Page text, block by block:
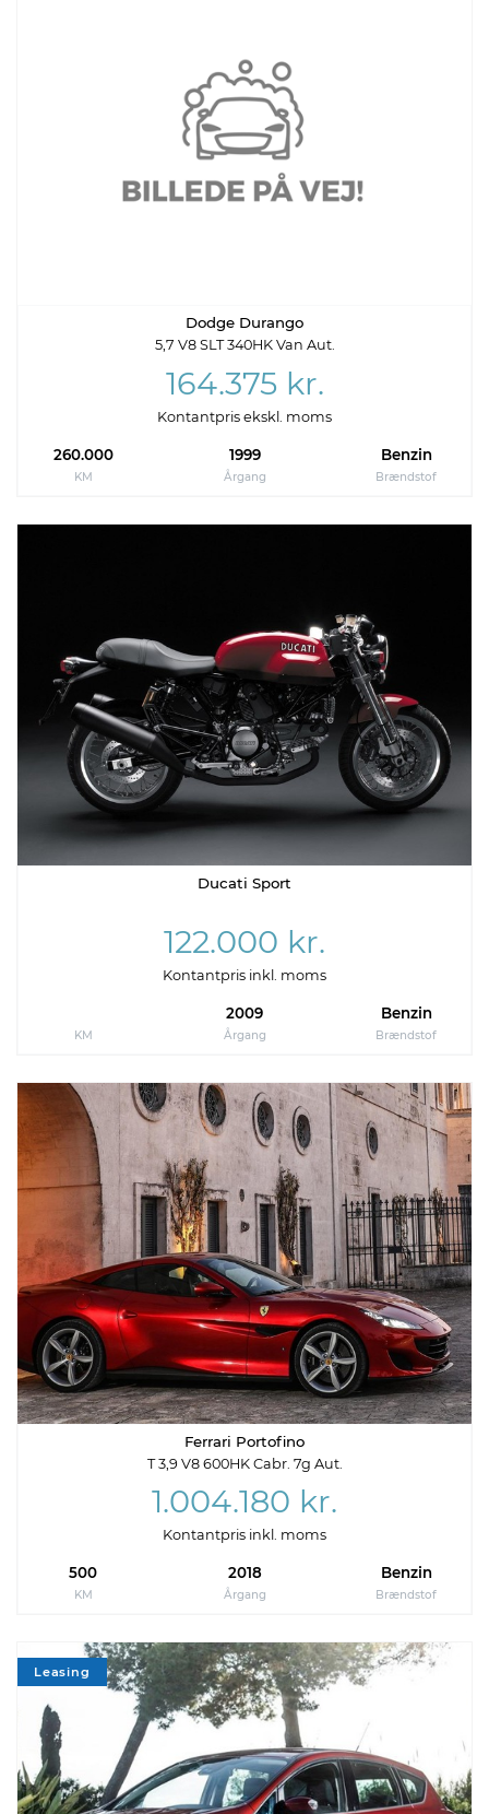
Dodge Durango
5,7 V8 SLT 340HK Van Aut.
164.375 kr.
Kontantpris ekskl. moms
260.000
KM
1999
Årgang
Benzin
Brændstof
Ducati Sport
122.000 kr.
Kontantpris inkl. moms
KM
2009
Årgang
Benzin
Brændstof
Ferrari Portofino
T 3,9 V8 600HK Cabr. 7g Aut.
1.004.180 kr.
Kontantpris inkl. moms
500
KM
2018
Årgang
Benzin
Brændstof
Leasing